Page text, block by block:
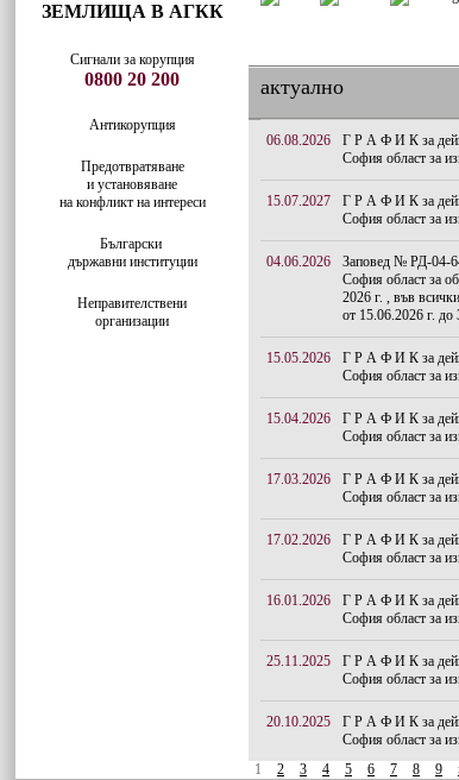
ЗЕМЛИЩА В АГКК
Сигнали за корупция
0800 20 200
Антикорупция
Предотвратяване
и установяване
на конфликт на интереси
Български
държавни институции
Неправителствени
организации
актуално
06.08.2026
Г Р А Ф И К за
София област за
15.07.2027
Г Р А Ф И К за
София област за
04.06.2026
Заповед № РД-04-
София област за
2026 г. , във
от 15.06.2026 г. до
15.05.2026
Г Р А Ф И К за
София област за
15.04.2026
Г Р А Ф И К за
София област за
17.03.2026
Г Р А Ф И К за
София област за
17.02.2026
Г Р А Ф И К за
София област за
16.01.2026
Г Р А Ф И К за
София област за
25.11.2025
Г Р А Ф И К за
София област за
20.10.2025
Г Р А Ф И К за
София област за
1 2 3 4 5 6 7 8 9